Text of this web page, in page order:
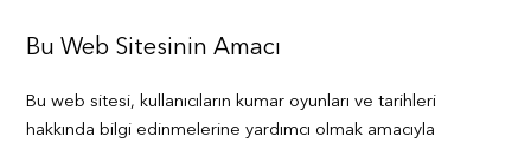
Bu Web Sitesinin Amacı
Bu web sitesi, kullanıcıların kumar oyunları ve tarihleri
hakkında bilgi edinmelerine yardımcı olmak amacıyla